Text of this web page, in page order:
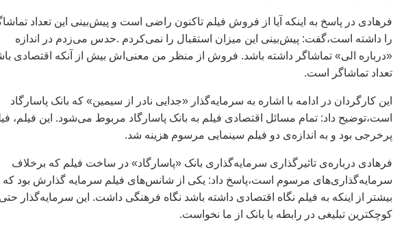
فرهادی در پاسخ به اينکه آيا از فروش فيلم تاکنون راضی است و پيش‌بينی اين تعداد
را داشته است،گفت: پيش‌بينی اين ميزان استقبال را نمی‌کردم .حدس می‌زدم در اندازه
«درباره الی» تماشاگر داشته باشد. فروش از منظر من معنی‌اش بيش از آنکه اقتصادی
تعداد تماشاگر است.
اين کارگردان در ادامه با اشاره به سرمايه‌گذار «جدايی نادر از سيمين» که بانک پاسارگاد
است،توضيح داد: تمام مسائل اقتصادی فيلم به بانک پاسارگاد مربوط می‌شود. اين فيلم،
پرخرجی بود و به اندازه‌ی دو فيلم سينمايی مرسوم هزينه شد.
فرهادی درباره‌ی تاثيرگذاری سرمايه‌گذاری بانک «پاسارگاد» در ساخت فيلم که برخلاف
سرمايه‌گذاری‌های مرسوم است،پاسخ داد: يکی از شانس‌های فيلم سرمايه گذارش بود که
بيشتر از اينکه به فيلم نگاه اقتصادی داشته باشد نگاه فرهنگی داشت. اين سرمايه‌گذار
کوچکترين تبليغی در رابطه با بانک از ما نخواست.